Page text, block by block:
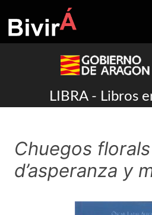
to
content
LIBRA - Libros
Chuegos
d’asperanza y